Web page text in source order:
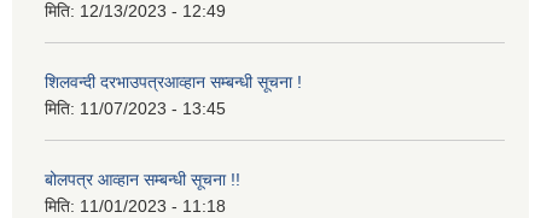
मिति: 12/13/2023 - 12:49
शिलवन्दी दरभाउपत्रआव्हान सम्बन्धी सूचना !
मिति: 11/07/2023 - 13:45
बोलपत्र आव्हान सम्बन्धी सूचना !!
मिति: 11/01/2023 - 11:18